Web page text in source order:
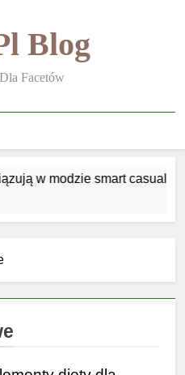
Blog
Facetów
w modzie smart casual